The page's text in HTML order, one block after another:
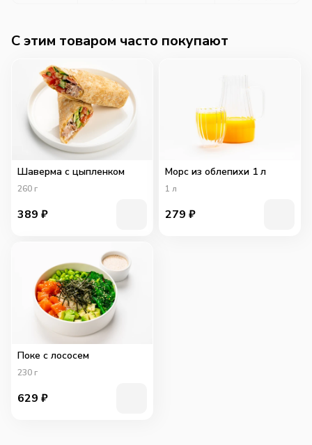
C этим товаром часто покупают
Шаверма с цыпленком
260 г
389 ₽
Морс из облепихи 1 л
1 л
279 ₽
Поке с лососем
230 г
629 ₽